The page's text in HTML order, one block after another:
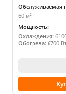
Обслуживаемая
60 м²
Мощность:
Охлаждения:
Обогрева: 6700 Вт